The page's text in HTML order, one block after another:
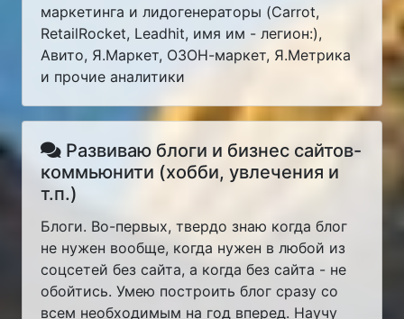
маркетинга и лидогенераторы (Carrot,
RetailRocket, Leadhit, имя им - легион:),
Авито, Я.Маркет, ОЗОН-маркет, Я.Метрика
и прочие аналитики
Развиваю блоги и бизнес сайтов-
коммьюнити (хобби, увлечения и
т.п.)
Блоги. Во-первых, твердо знаю когда блог
не нужен вообще, когда нужен в любой из
соцсетей без сайта, а когда без сайта - не
обойтись. Умею построить блог сразу со
всем необходимым на год вперед. Научу